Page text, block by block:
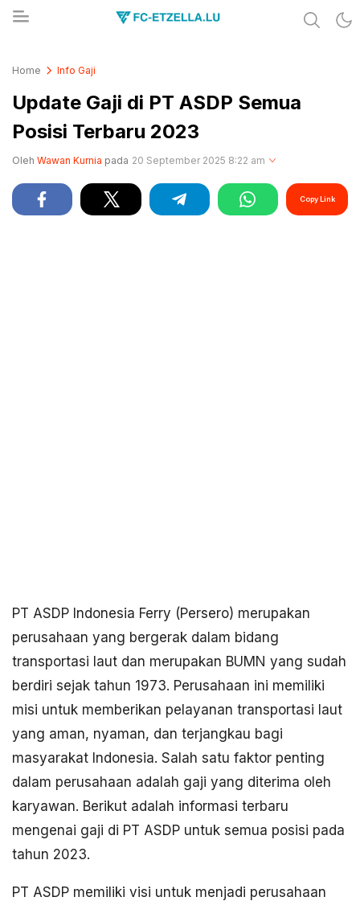
Home Info Gaji
Update Gaji di PT ASDP Semua
Posisi Terbaru 2023
Oleh Wawan Kurnia pada 20 September 2025 8:22 am
Copy Link
PT ASDP Indonesia Ferry (Persero) merupakan
perusahaan yang bergerak dalam bidang
transportasi laut dan merupakan BUMN yang sudah
berdiri sejak tahun 1973. Perusahaan ini memiliki
misi untuk memberikan pelayanan transportasi laut
yang aman, nyaman, dan terjangkau bagi
masyarakat Indonesia. Salah satu faktor penting
dalam perusahaan adalah gaji yang diterima oleh
karyawan. Berikut adalah informasi terbaru
mengenai gaji di PT ASDP untuk semua posisi pada
tahun 2023.
PT ASDP memiliki visi untuk menjadi perusahaan